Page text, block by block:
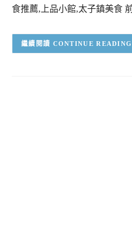
食推薦,上品小館,太子鎮美食
CONTINUE READING